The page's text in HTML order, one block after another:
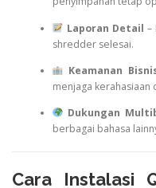
Laporan Detail –
shredder selesai.
Keamanan
menjaga kerahasiaan
Dukungan
berbagai bahasa
Cara Instalasi